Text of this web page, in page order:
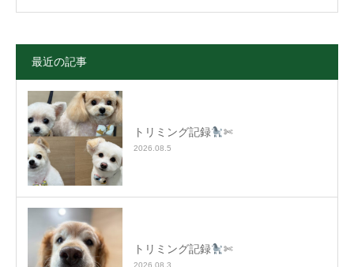
最近の記事
トリミング記録 ✄
2026.08.5
トリミング記録 ✄